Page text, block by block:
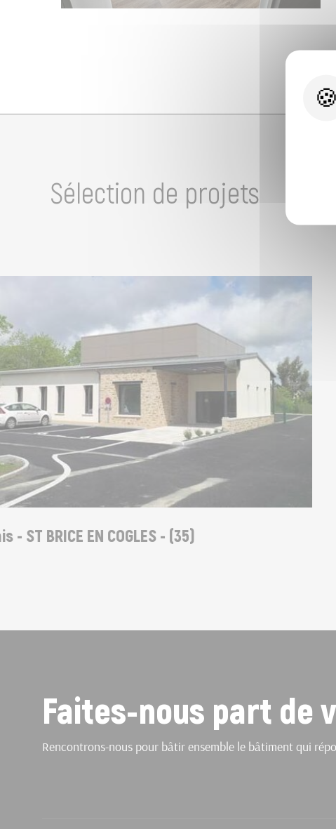
Sélection de projets
BRICE EN COGLES - (35)
Faites-nous part de
Rencontrons-nous pour bâtir ensemble le bâtiment qui